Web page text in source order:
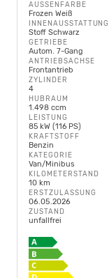
AUSSENFARBE
Frozen Weiß
INNENAUSSTATTUNG
Stoff Schwarz
GETRIEBE
Autom. 7-Gang
ANTRIEBSACHSE
Frontantrieb
ZYLINDER
4
HUBRAUM
1.498 ccm
LEISTUNG
85 kW (116 PS)
KRAFTSTOFF
Benzin
KATEGORIE
Van/Minibus
KILOMETERSTAND
10 km
ERSTZULASSUNG
06.05.2026
ZUSTAND
unfallfrei